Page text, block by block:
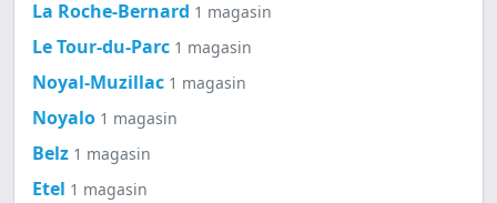
La Roche-Bernard 1 magasin
Le Tour-du-Parc 1 magasin
Noyal-Muzillac 1 magasin
Noyalo 1 magasin
Belz 1 magasin
Etel 1 magasin